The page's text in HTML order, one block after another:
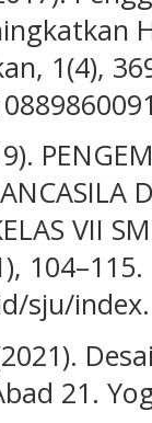
1(4),
VII
sju/
21.